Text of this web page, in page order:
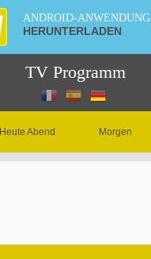
ANDROID-ANWENDUNG
HERUNTERLADEN
TV Programm
Heute Abend Morgen